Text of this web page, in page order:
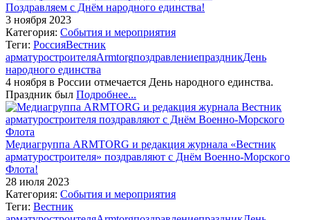
Поздравляем с Днём народного единства!
3 ноября 2023
Категория: События и мероприятия
Теги: РоссияВестник
арматуростроителяArmtorgпоздравлениепраздникДень
народного единства
4 ноября в России отмечается День народного единства.
Праздник был Подробнее...
Медиагруппа ARMTORG и редакция журнала «Вестник
арматуростроителя» поздравляют с Днём Военно-Морского
Флота!
28 июля 2023
Категория: События и мероприятия
Теги: Вестник